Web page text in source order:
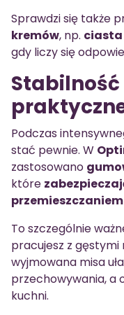
Sprawdzi się także
kremów, np. ciasta
gdy liczy się
Podczas
stać pewnie. W
zastosowano
które
przemieszczaniem
To szczególnie
pracujesz z
wyjmowana misa
przechowywania, a
kuchni.